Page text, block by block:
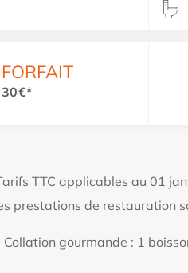
FORFAIT
30€*
TTC applicables au 01
prestations de restauration
Collation gourmande : 1